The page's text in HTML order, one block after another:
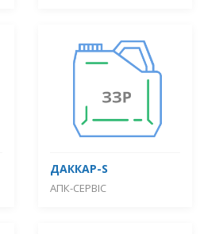
ДАККАР-S
АПК-СЕРВІС